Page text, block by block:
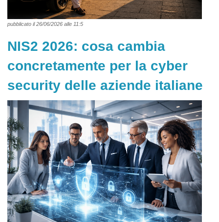
pubblicato il 26/06/2026 alle 11:5
NIS2 2026: cosa cambia
concretamente per la cyber
security delle aziende italiane